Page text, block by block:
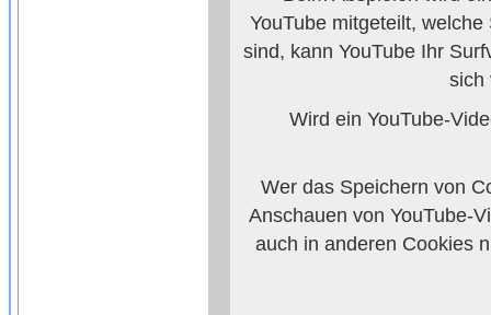
YouTube mitgeteilt,
sind, kann YouTube Ihr
sich
Wird ein YouTube-
Wer das Speichern von
Anschauen von YouTube-
auch in anderen Cookies